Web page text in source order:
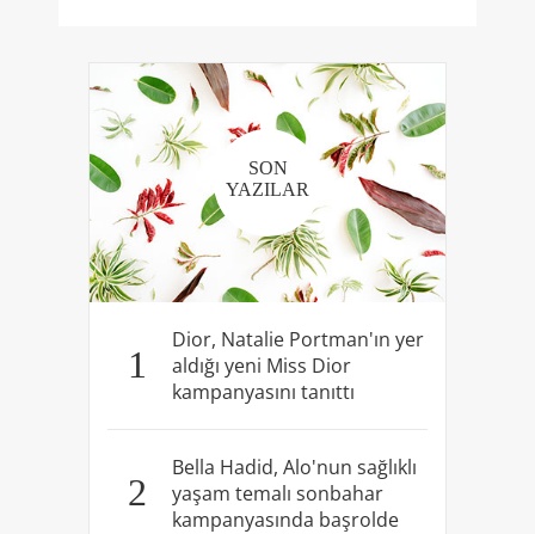
SON
YAZILAR
1
Dior, Natalie Portman'ın yer
aldığı yeni Miss Dior
kampanyasını tanıttı
2
Bella Hadid, Alo'nun sağlıklı
yaşam temalı sonbahar
kampanyasında başrolde